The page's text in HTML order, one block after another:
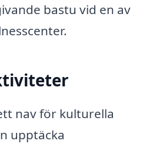
bastu vid en av
nav för kulturella
upptäcka